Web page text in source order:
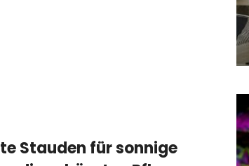
Stauden für sonnige